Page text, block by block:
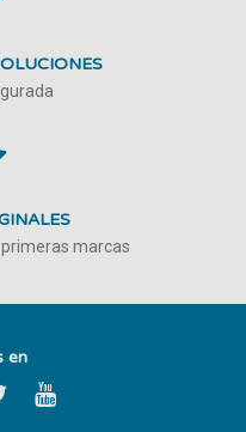
marcas
en